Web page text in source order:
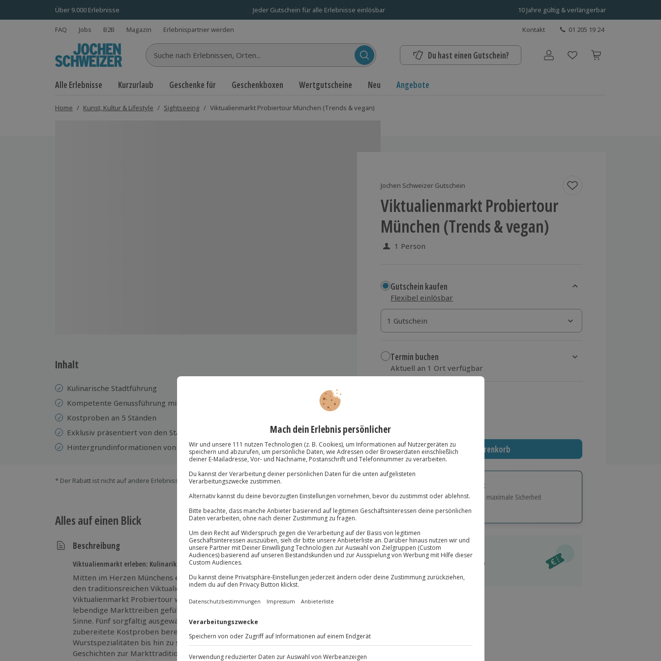
Über 9.000 Erlebnisse Jeder Gutschein für alle Erlebnisse einlösbar 10 Jahre gültig & verlängerbar
FAQ Jobs B2B Magazin Erlebnispartner werden Kontakt 01 205 19 24
Suche nach Erlebnissen... Du hast einen Gutschein? Benutzerkonto
Alle Erlebnisse Kurzurlaub Geschenke für Geschenkboxen Wertgutscheine Neu Angebote
Home / Kunst, Kultur & Lifestyle / Sightseeing / Viktualienmarkt Probiertour München (Trends & vegan)
Jochen Schweizer Gutschein
Viktualienmarkt Probiertour
München (Trends & vegan)
1 Person
Gutschein kaufen
Flexibel einlösbar
1 Gutschein
1 Gutschein
1 Gutschein
Termin buchen
Aktuell an 1 Ort verfügbar
In den Warenkorb
Immer das richtige Geschenk:
Große Auswahl, volle Flexibilität und maximale Sicherheit
Über 9.000 Erlebnisse.
Volle Flexibilität
Jeder Gutschein für alle Erlebnisse einlösbar.
10 Jahre gültig & verlängerbar.
-15%* Club Deal verfügbar
Direktabzug im Warenkorb
Melde dich hier an
Inhalt
Kulinarische Stadtführung
Kompetente Genussführung mit offiziellem Partner der Markthallen München
Kostproben an 5 Ständen
Exklusiv präsentiert von den Standbetreiber/-innen
Hintergrundinformationen von professionellen Stadtführern
* Der Rabatt ist nicht auf andere Erlebnisse bei der Einlösung übertragbar. Details
Alles auf einen Blick
Beschreibung
Viktualienmarkt erleben: Kulinarik trifft Münchner Tradition
Mitten im Herzen Münchens erwartet dich eine geschmackvolle Reise über
den traditionsreichen Viktualienmarkt. Auf dieser exklusiven
Viktualienmarkt Probiertour wirst du von einem echten Profi durch das
lebendige Markttreiben geführt – ein kulinarisches Abenteuer für alle
Sinne. Fünf sorgfältig ausgewählte Marktstände halten liebevoll
zubereitete Kostproben bereit: von würziger Gemüsesuppe über vegane
Wurstspezialitäten bis hin zu süßem Baklava. Du erfährst faszinierende
Geschichten zur Markttradition und entdeckst ganz nebenbei moderne